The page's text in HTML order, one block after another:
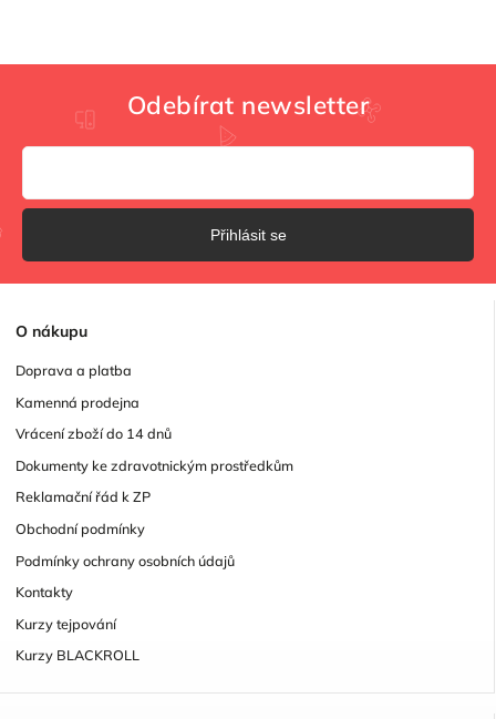
O nákupu
Doprava a platba
Kamenná prodejna
Vrácení zboží do 14 dnů
Dokumenty ke zdravotnickým prostředkům
Reklamační řád k ZP
Obchodní podmínky
Podmínky ochrany osobních údajů
Kontakty
Kurzy tejpování
Kurzy BLACKROLL
Odebírat newsletter
Přihlásit se